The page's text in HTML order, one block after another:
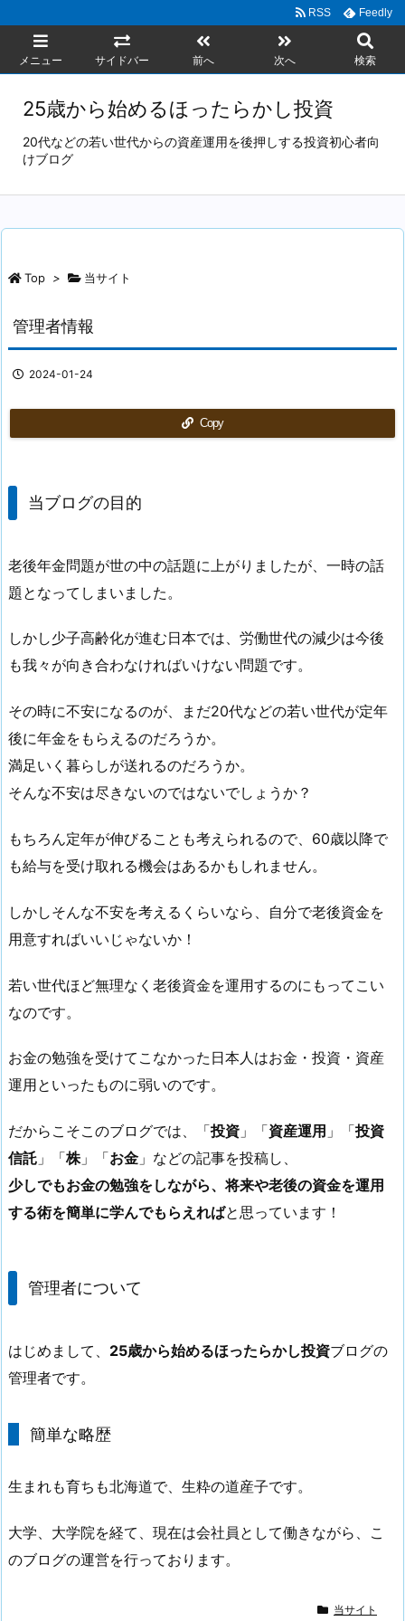
メニュー サイドバー 前へ 次へ 検索
RSS Feedly
25歳から始めるほったらかし投資
20代などの若い世代からの資産運用を後押しする投資初心者向
けブログ
Top > 当サイト
管理者情報
2024-01-24
Copy
当ブログの目的
老後年金問題が世の中の話題に上がりましたが、一時の話
題となってしまいました。
しかし少子高齢化が進む日本では、労働世代の減少は今後
も我々が向き合わなければいけない問題です。
その時に不安になるのが、まだ20代などの若い世代が定年
後に年金をもらえるのだろうか。
満足いく暮らしが送れるのだろうか。
そんな不安は尽きないのではないでしょうか？
もちろん定年が伸びることも考えられるので、60歳以降で
も給与を受け取れる機会はあるかもしれません。
しかしそんな不安を考えるくらいなら、自分で老後資金を
用意すればいいじゃないか！
若い世代ほど無理なく老後資金を運用するのにもってこい
なのです。
お金の勉強を受けてこなかった日本人はお金・投資・資産
運用といったものに弱いのです。
だからこそこのブログでは、「投資 」「資産運用 」「投資
信託 」「株」「お金 」などの記事を投稿し、
少しでもお金の勉強をしながら、将来や老後の資金を運用
する術を簡単に学んでもらえればと思っています！
管理者について
はじめまして、 25歳から始めるほったらかし投資ブログの
管理者です。
簡単な略歴
生まれも育ちも北海道で、生粋の道産子です。
大学、大学院を経て、現在は会社員として働きながら、こ
のブログの運営を行っております。
当サイト